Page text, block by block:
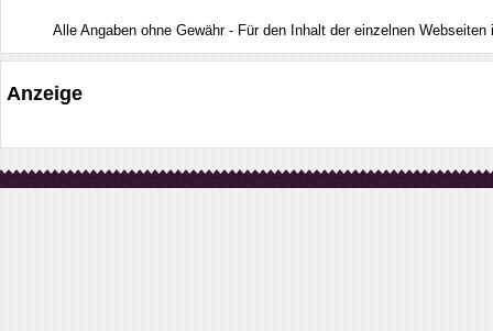
Alle Angaben ohne Gewähr - Für den Inhalt der einzelnen Webseiten
Anzeige